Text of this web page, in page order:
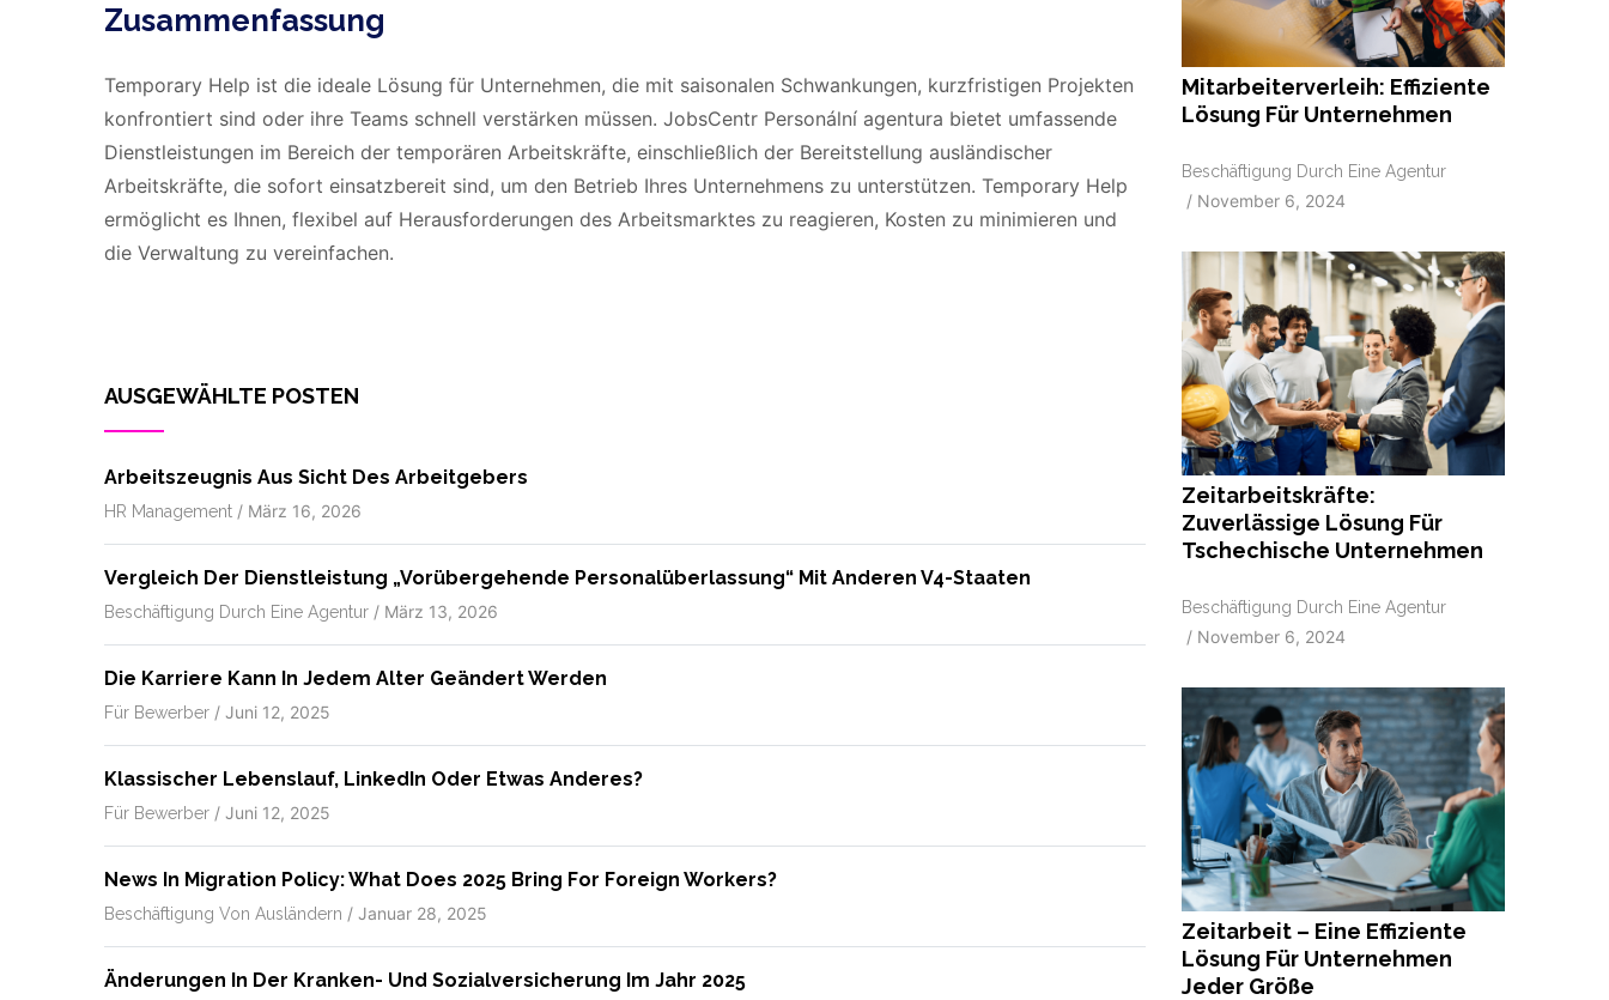
Zusammenfassung
Temporary Help ist die ideale Lösung für Unternehmen, die mit saisonalen Schwankungen, kurzfristigen Projekten
konfrontiert sind oder ihre Teams schnell verstärken müssen. JobsCentr Personální agentura bietet umfassende
Dienstleistungen im Bereich der temporären Arbeitskräfte, einschließlich der Bereitstellung ausländischer
Arbeitskräfte, die sofort einsatzbereit sind, um den Betrieb Ihres Unternehmens zu unterstützen. Temporary Help
ermöglicht es Ihnen, flexibel auf Herausforderungen des Arbeitsmarktes zu reagieren, Kosten zu minimieren und
die Verwaltung zu vereinfachen.
AUSGEWÄHLTE POSTEN
Arbeitszeugnis Aus Sicht Des Arbeitgebers
HR Management / März 16, 2026
Vergleich Der Dienstleistung „vorübergehende Personalüberlassung“ Mit Anderen V4-Staaten
Beschäftigung Durch Eine Agentur / März 13, 2026
Die Karriere Kann In Jedem Alter Geändert Werden
Für Bewerber / Juni 12, 2025
Klassischer Lebenslauf, LinkedIn Oder Etwas Anderes?
Für Bewerber / Juni 12, 2025
News In Migration Policy: What Does 2025 Bring For Foreign Workers?
Beschäftigung Von Ausländern / Januar 28, 2025
Änderungen In Der Kranken- Und Sozialversicherung Im Jahr 2025
Mitarbeiterverleih: Effiziente
Lösung Für Unternehmen
Beschäftigung Durch Eine Agentur
/ November 6, 2024
Zeitarbeitskräfte:
Zuverlässige Lösung Für
Tschechische Unternehmen
Beschäftigung Durch Eine Agentur
/ November 6, 2024
Zeitarbeit – Eine Effiziente
Lösung Für Unternehmen
Jeder Größe